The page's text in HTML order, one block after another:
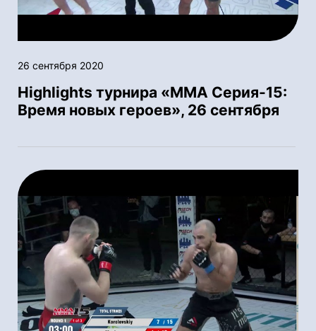
26 сентября 2020
Highlights турнира «ММА Серия-15:
Время новых героев», 26 сентября